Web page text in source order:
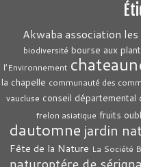
Akwaba association
biodiversité bourse aux
l’Environnement
la chapelle communauté des
vaucluse conseil départemental
frelon asiatique fruits
dautomne jardin
Fête de la Nature La Société
naturoptére de